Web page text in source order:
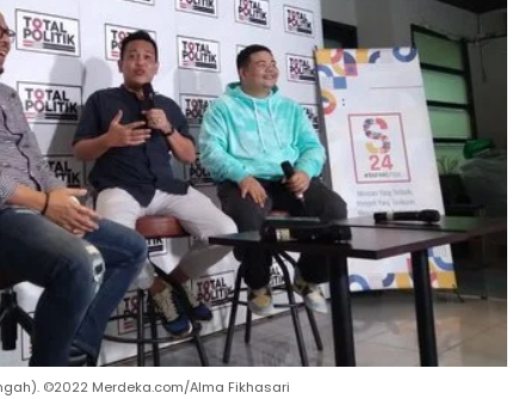
©2022 Merdeka.com/Alma Fikhasari